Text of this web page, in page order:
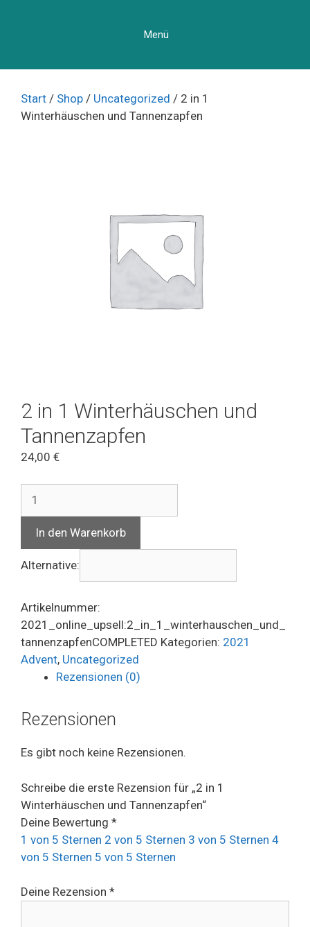
Menü
Start / Shop / Uncategorized / 2 in 1
Winterhäuschen und Tannenzapfen
2 in 1 Winterhäuschen und
Tannenzapfen
24,00 €
und
Tannenzapfen
In den Warenkorb
Alternative:
Artikelnummer:
2021_online_upsell:2_in_1_winterhauschen_und_
tannenzapfenCOMPLETED Kategorien: 2021
Advent, Uncategorized
Rezensionen (0)
Rezensionen
Es gibt noch keine Rezensionen.
Schreibe die erste Rezension für „2 in 1
Winterhäuschen und Tannenzapfen“
Deine Bewertung *
1 von 5 Sternen 2 von 5 Sternen 3 von 5 Sternen 4
von 5 Sternen 5 von 5 Sternen
Deine Rezension *